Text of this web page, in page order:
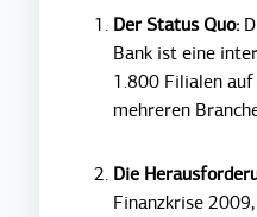
Der Status Quo:
Bank ist eine
1.800 Filialen
mehreren
Die
Finanzkrise